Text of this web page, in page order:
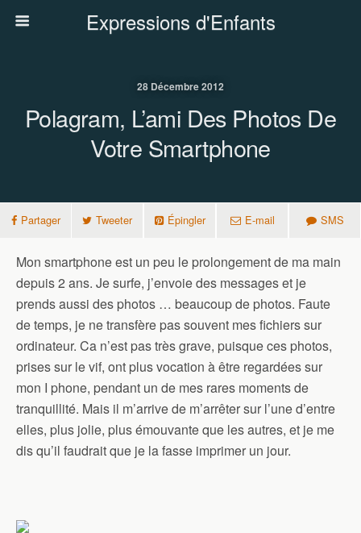
Expressions d'Enfants
28 Décembre 2012
Polagram, L’ami Des Photos De
Votre Smartphone
Partager Tweeter Épingler E-mail SMS
Mon smartphone est un peu le prolongement de ma main
depuis 2 ans. Je surfe, j’envoie des messages et je
prends aussi des photos … beaucoup de photos. Faute
de temps, je ne transfère pas souvent mes fichiers sur
ordinateur. Ca n’est pas très grave, puisque ces photos,
prises sur le vif, ont plus vocation à être regardées sur
mon I phone, pendant un de mes rares moments de
tranquillité. Mais il m’arrive de m’arrêter sur l’une d’entre
elles, plus jolie, plus émouvante que les autres, et je me
dis qu’il faudrait que je la fasse imprimer un jour.